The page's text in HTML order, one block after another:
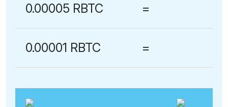
0.00005 RBTC =
0.00001 RBTC =